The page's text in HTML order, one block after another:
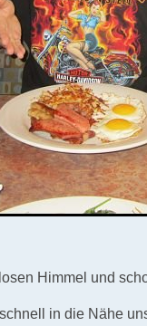
Himmel und
in die Nähe